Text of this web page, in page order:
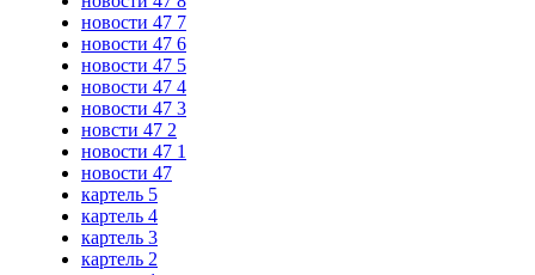
новости 47 7
новости 47 6
новости 47 5
новости 47 4
новости 47 3
новсти 47 2
новости 47 1
новости 47
картель 5
картель 4
картель 3
картель 2